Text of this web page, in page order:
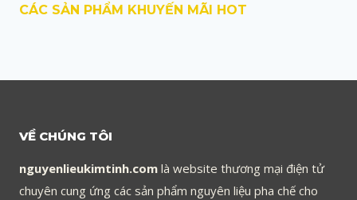
CÁC SẢN PHẨM KHUYẾN MÃI HOT
VỀ CHÚNG TÔI
nguyenlieukimtinh.com là website thương mại điện tử
chuyên cung ứng các sản phẩm nguyên liệu pha chế cho